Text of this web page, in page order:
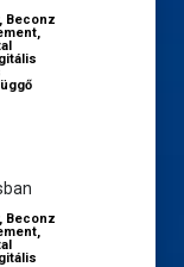
, Beconz
,
, Beconz
,